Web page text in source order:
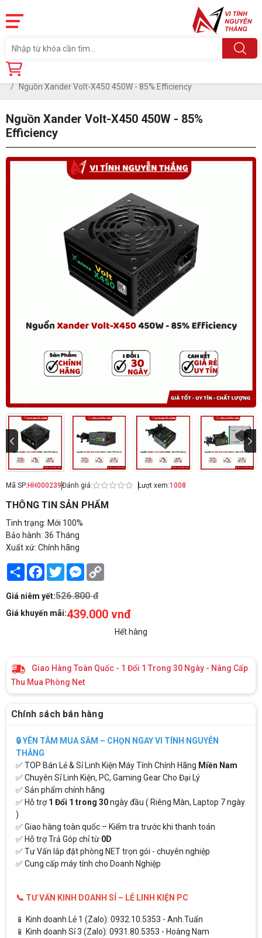
Trang chủ
Nguồn Xander Volt-X450 450W - 85% Efficiency
Nguồn Xander Volt-X450 450W - 85%
Efficiency
Mã SP: HH000239Đánh giá: Lượt xem:1008
THÔNG TIN SẢN PHẨM
Tinh trạng: Mới 100%
Bảo hành: 36 Tháng
Xuất xứ: Chính hãng
Share Facebook
TwitterMessenger
Giá niêm yết:526.800 đ
Giá khuyến mãi:439.000 vnđ
Hết hàng
Giao Hàng Toàn Quốc - 1 Đổi 1 Trong 30 Ngày - Nâng Cấp
Thu Mua Phòng Net
Chính sách bán hàng
🔒 YÊN TÂM MUA SẮM – CHỌN NGAY VI TÍNH NGUYỄN
THẮNG
✅ TOP Bán Lẻ & Sỉ Linh Kiện Máy Tính Chính Hãng Miền Nam
✅ Chuyên Sỉ Linh Kiện, PC, Gaming Gear Cho Đại Lý
✅ Sản phẩm chính hãng
✅ Hỗ trợ1 Đổi 1 trong 30ngày đầu ( Riêng Màn, Laptop 7 ngày
)
✅ Giao hàng toàn quốc – Kiểm tra trước khi thanh toán
✅ Hỗ trợ Trả Góp chỉ từ 0D
✅ Tư Vấn lắp đặt phòng NET trọn gói - chuyên nghiệp
✅ Cung cấp máy tính cho Doanh Nghiệp
📞 TƯ VẤN KINH DOANH SỈ – LẺ LINH KIỆN PC
📱 Kinh doanh Lẻ 1 (Zalo): 0932.10.5353 - Anh.Tuấn
📱 Kinh doanh Sỉ 3 (Zalo): 0931.80.5353 - Hoàng Nam